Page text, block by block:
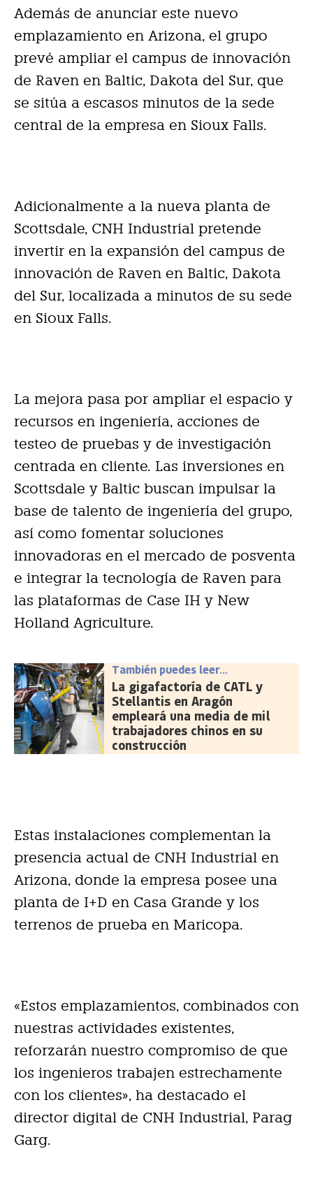
Además de anunciar este nuevo
emplazamiento en Arizona, el grupo
prevé ampliar el campus de innovación
de Raven en Baltic, Dakota del Sur, que
se sitúa a escasos minutos de la sede
central de la empresa en Sioux Falls.
Adicionalmente a la nueva planta de
Scottsdale, CNH Industrial pretende
invertir en la expansión del campus de
innovación de Raven en Baltic, Dakota
del Sur, localizada a minutos de su sede
en Sioux Falls.
La mejora pasa por ampliar el espacio y
recursos en ingeniería, acciones de
testeo de pruebas y de investigación
centrada en cliente. Las inversiones en
Scottsdale y Baltic buscan impulsar la
base de talento de ingeniería del grupo,
así como fomentar soluciones
innovadoras en el mercado de posventa
e integrar la tecnología de Raven para
las plataformas de Case IH y New
Holland Agriculture.
También puedes leer...
La gigafactoría de CATL y
Stellantis en Aragón
empleará una media de mil
trabajadores chinos en su
construcción
Estas instalaciones complementan la
presencia actual de CNH Industrial en
Arizona, donde la empresa posee una
planta de I+D en Casa Grande y los
terrenos de prueba en Maricopa.
«Estos emplazamientos, combinados con
nuestras actividades existentes,
reforzarán nuestro compromiso de que
los ingenieros trabajen estrechamente
con los clientes», ha destacado el
director digital de CNH Industrial, Parag
Garg.